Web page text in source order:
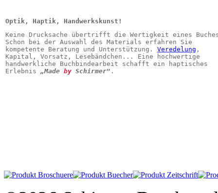
Optik, Haptik, Handwerkskunst!
Keine Drucksache übertrifft die Wertigkeit eines
Schon bei der Auswahl des Materials erfahren Sie
kompetente Beratung und Unterstützung. Veredelung ,
Kapital, Vorsatz, Lesebändchen... Eine hochwertige
handwerkliche Buchbindearbeit schafft ein haptisches
Erlebnis „Made by Schirmer" .